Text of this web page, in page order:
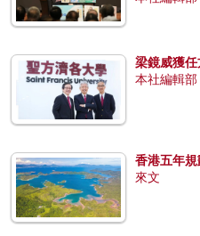
梁鏡威獲
本社編輯部
香港五年
來文